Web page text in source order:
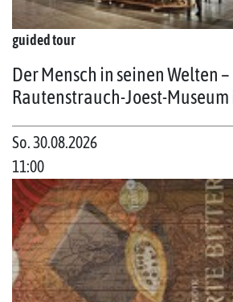
guided tour
Der Mensch in seinen Welten –
Rautenstrauch-Joest-
So. 30.08.2026
11:00